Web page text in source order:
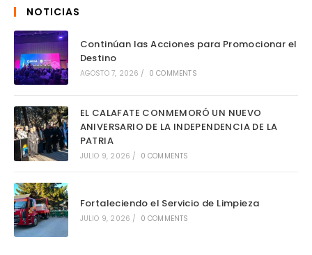
NOTICIAS
Continúan las Acciones para Promocionar el
Destino
AGOSTO 7, 2026 / 0 COMMENTS
EL CALAFATE CONMEMORÓ UN NUEVO
ANIVERSARIO DE LA INDEPENDENCIA DE LA
PATRIA
JULIO 9, 2026 / 0 COMMENTS
Fortaleciendo el Servicio de Limpieza
JULIO 9, 2026 / 0 COMMENTS